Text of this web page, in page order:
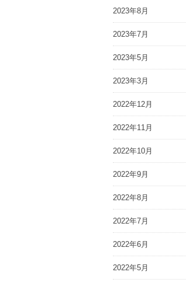
2023年8月
2023年7月
2023年5月
2023年3月
2022年12月
2022年11月
2022年10月
2022年9月
2022年8月
2022年7月
2022年6月
2022年5月